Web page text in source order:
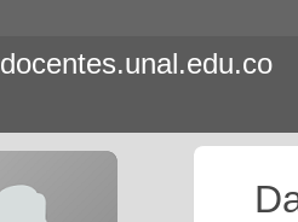
docentes.unal.edu.co